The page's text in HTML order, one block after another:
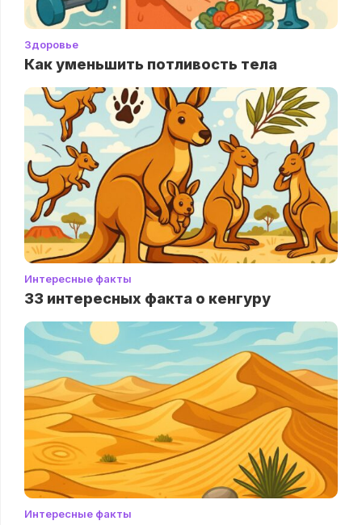
Здоровье
Как уменьшить потливость тела
Интересные факты
33 интересных факта о кенгуру
Интересные факты